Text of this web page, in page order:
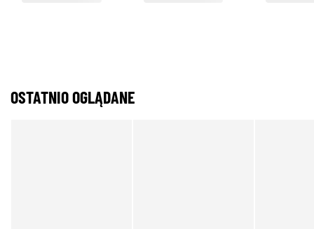
OSTATNIO OGLĄDANE